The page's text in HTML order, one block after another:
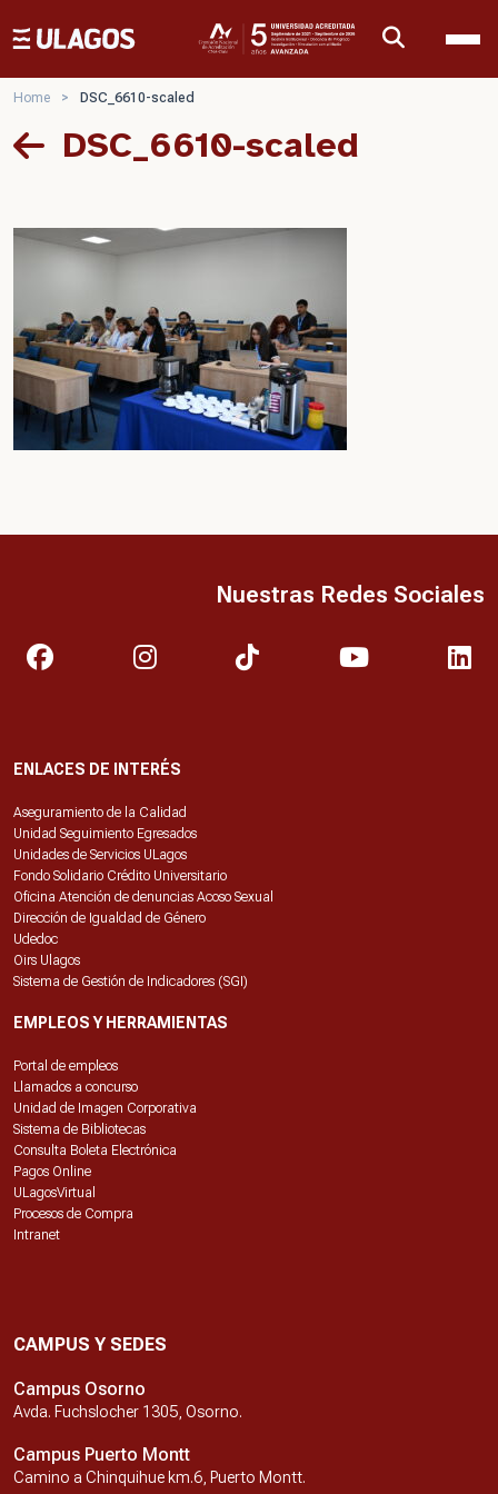
Ulagos Template
Home > DSC_6610-scaled
DSC_6610-scaled
ENLACES DE INTERÉS
Aseguramiento de la Calidad
Unidad Seguimiento Egresados
Unidades de Servicios ULagos
Fondo Solidario Crédito Universitario
Oficina Atención de denuncias Acoso Sexual
Dirección de Igualdad de Género
Udedoc
Oirs Ulagos
Sistema de Gestión de Indicadores (SGI)
EMPLEOS Y HERRAMIENTAS
Portal de empleos
Llamados a concurso
Unidad de Imagen Corporativa
Sistema de Bibliotecas
Consulta Boleta Electrónica
Pagos Online
ULagosVirtual
Procesos de Compra
Intranet
CAMPUS Y SEDES
Campus Osorno
Avda. Fuchslocher 1305, Osorno.
Campus Puerto Montt
Camino a Chinquihue km.6, Puerto Montt.
Nuestras Redes Sociales